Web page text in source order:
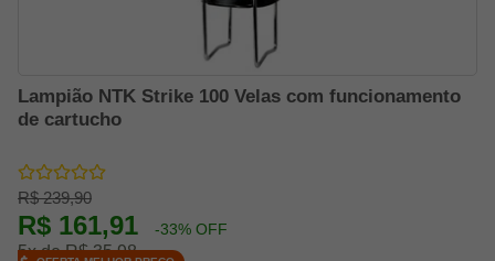
Lampião NTK Strike 100 Velas com funcionamento
de cartucho
R$ 239,90
R$ 161,91 -33% OFF
5x de R$ 35,98